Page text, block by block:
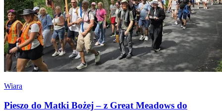
Wiara
Pieszo do Matki Bożej – z Great Meadows do